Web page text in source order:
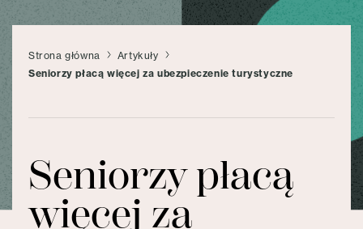
Strona główna
Artykuły
Seniorzy płacą więcej za ubezpieczenie turystyczne
Seniorzy płacą
więcej za